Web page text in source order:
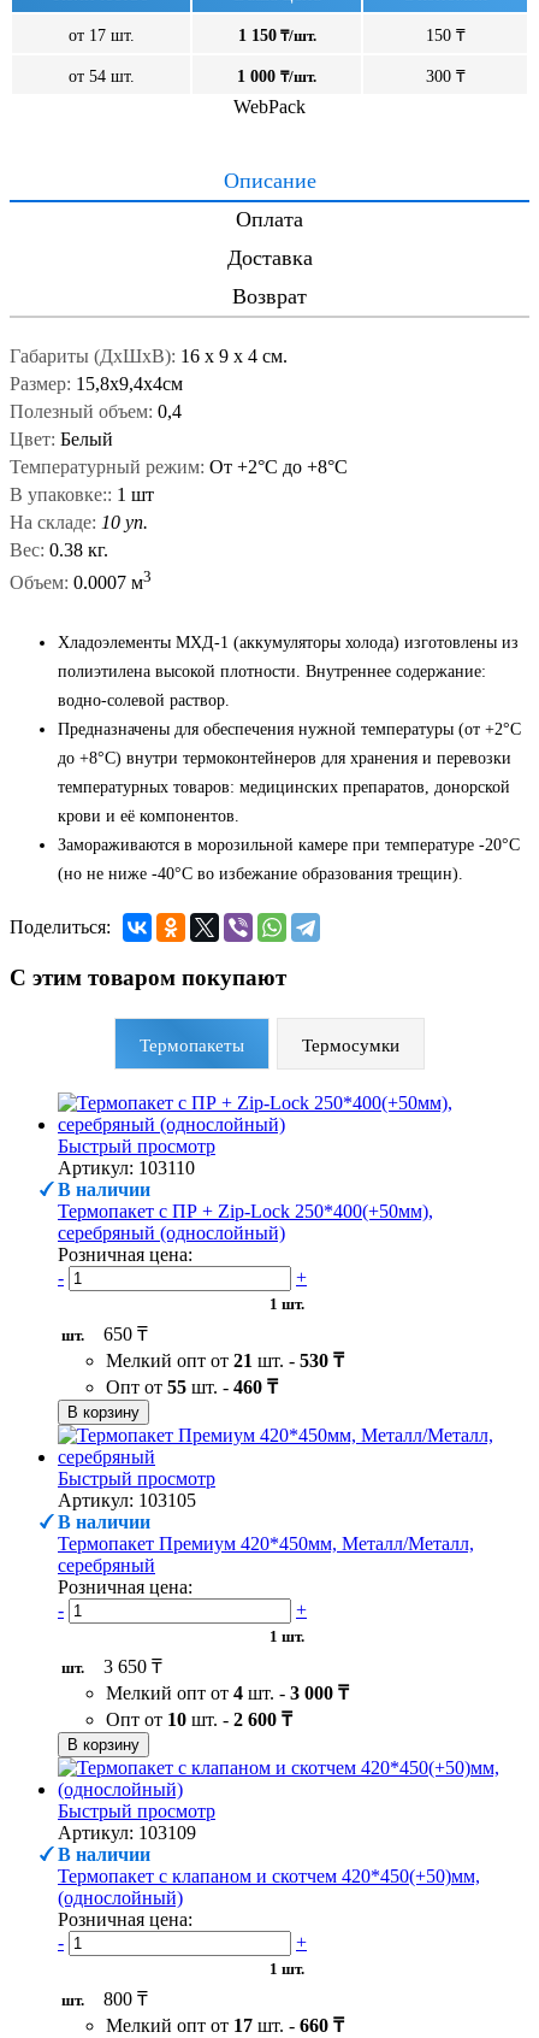
от 17 шт. 1 150₸/шт. 150 ₸
от 54 шт. 1 000 ₸/шт. 300 ₸
WebPack
Описание
Оплата
Доставка
Возврат
Габариты (ДxШxВ): 16 x 9 x 4 см.
Размер: 15,8х9,4х4см
Полезный объем: 0,4
Цвет: Белый
Температурный режим: От +2°С до +8°С
В упаковке:: 1 шт
На складе: 10 уп.
Вес: 0.38 кг.
Объем: 0.0007 м3
Хладоэлементы МХД-1 (аккумуляторы холода) изготовлены из
полиэтилена высокой плотности. Внутреннее содержание:
водно-солевой раствор.
Предназначены для обеспечения нужной температуры (от +2°С
до +8°С) внутри термоконтейнеров для хранения и перевозки
температурных товаров: медицинских препаратов, донорской
крови и её компонентов.
Замораживаются в морозильной камере при температуре -20°С
(но не ниже -40°С во избежание образования трещин).
Поделиться:
С этим товаром покупают
Термопакеты Термосумки
Быстрый просмотр
Артикул: 103110
В наличии
Термопакет с ПР + Zip-Lock 250*400(+50мм),
серебряный (однослойный)
Розничная цена:
-
+
1 шт.
шт.
650 ₸
Мелкий опт от 21 шт. - 530 ₸
Опт от 55 шт. - 460 ₸
В корзину
Быстрый просмотр
Артикул: 103105
В наличии
Термопакет Премиум 420*450мм, Металл/Металл,
серебряный
Розничная цена:
-
+
1 шт.
шт.
3 650 ₸
Мелкий опт от 4 шт. - 3 000 ₸
Опт от 10 шт. - 2 600 ₸
В корзину
Быстрый просмотр
Артикул: 103109
В наличии
Термопакет с клапаном и скотчем 420*450(+50)мм,
(однослойный)
Розничная цена:
-
+
1 шт.
шт.
800 ₸
Мелкий опт от 17 шт. - 660 ₸